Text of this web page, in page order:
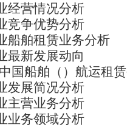
经营情况分析
竞争优势分析
船舶租赁业务分析
最新发展动向
国船舶（）航运租赁
发展简况分析
主营业务分析
业务领域分析